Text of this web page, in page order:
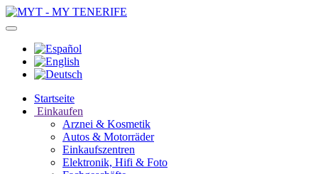
Startseite
Einkaufen
Arznei & Kosmetik
Autos & Motorräder
Einkaufszentren
Elektronik, Hifi & Foto